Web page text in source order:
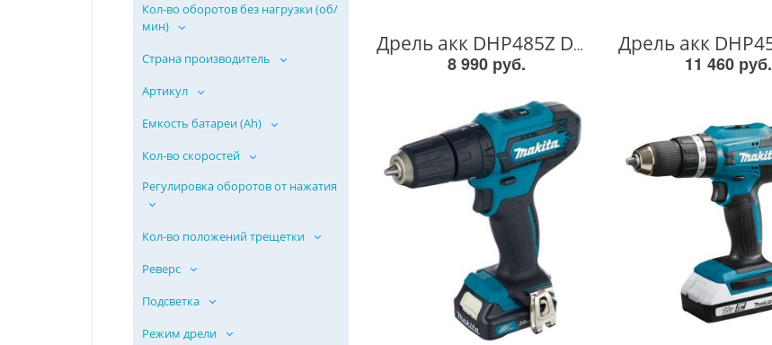
Кол-во оборотов без нагрузки (об/
мин)
Страна производитель
Артикул
Емкость батареи (Ah)
Кол-во скоростей
Регулировка оборотов от нажатия
Кол-во положений трещетки
Реверс
Подсветка
Режим дрели
Дрель акк DHP485Z DHP485Z
8 990 руб. 11 460 руб.